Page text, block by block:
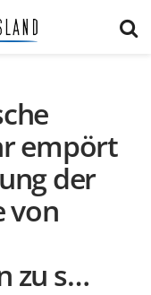
empört
der
von
zu s…